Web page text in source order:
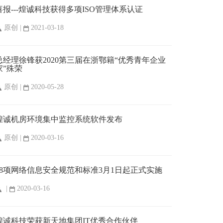
报---煌诚科技获得多项ISO管理体系认证
原创 | 2021-03-18
经理徐锋获2020第三届在浙鄂籍“优秀青年企业
”殊荣
原创 | 2020-05-28
诚机房环境集中监控系统软件发布
原创 | 2020-03-16
项网络信息安全规范和标准3月1日起正式实施
2020-03-16
诚科技荣获新天地集团IT优秀合作伙伴